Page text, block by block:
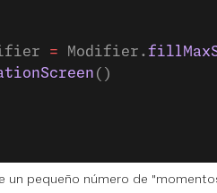
= Modifier.
()
un pequeño número de